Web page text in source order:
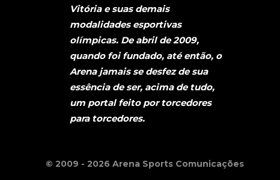
Vitória e suas demais
modalidades esportivas
olímpicas. De abril de 2009,
quando foi fundado, até então, o
Arena jamais se desfez de sua
essência de ser, acima de tudo,
um portal feito por torcedores
para torcedores.
© 2009 - 2026 Arena Sports Comunicações